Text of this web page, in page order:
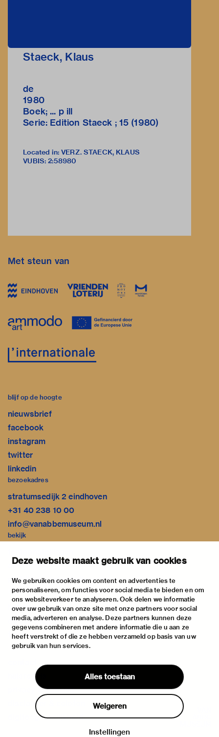
Deze website maakt gebruik van cookies
We gebruiken cookies om content en advertenties te
personaliseren, om functies voor social media te bieden en om
ons websiteverkeer te analyseren. Ook delen we informatie
over uw gebruik van onze site met onze partners voor social
media, adverteren en analyse. Deze partners kunnen deze
gegevens combineren met andere informatie die u aan ze
heeft verstrekt of die ze hebben verzameld op basis van uw
gebruik van hun services.
Alles toestaan
Weigeren
Instellingen
Staeck, Klaus
de
1980
Boek; ... p ill
Serie: Edition Staeck ; 15 (1980)
Located in: VERZ. STAECK, KLAUS
VUBIS: 2:58980
Met steun van
blijf op de hoogte
nieuwsbrief
facebook
instagram
twitter
linkedin
bezoekadres
stratumsedijk 2 eindhoven
+31 40 238 10 00
info@vanabbemuseum.nl
bekijk
activiteiten
praktische informatie
over
het museum
de collectie
fondsen & partners
huisregels
privacy & cookies
disclaimer & colofon
digitoegankelijkheid